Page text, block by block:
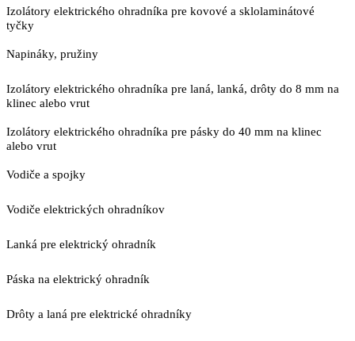
Izolátory elektrického ohradníka pre kovové a sklolaminátové
tyčky
Napináky, pružiny
Izolátory elektrického ohradníka pre laná, lanká, drôty do 8 mm na
klinec alebo vrut
Izolátory elektrického ohradníka pre pásky do 40 mm na klinec
alebo vrut
Vodiče a spojky
Vodiče elektrických ohradníkov
Lanká pre elektrický ohradník
Páska na elektrický ohradník
Drôty a laná pre elektrické ohradníky